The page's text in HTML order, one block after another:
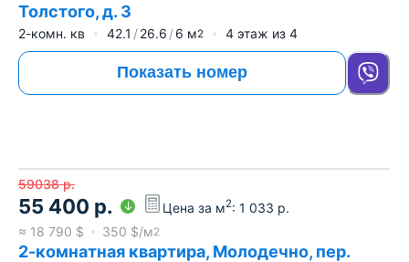
Толстого, д. 3
2-комн. кв 42.1 26.6 6 м2 4 этаж из 4
Показать номер
59038 р.
55 400 р. Цена за м2: 1 033 р.
≈ 18 790 $ 350 $/м2
2-комнатная квартира, Молодечно, пер.